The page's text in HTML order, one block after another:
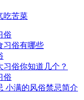
吃苦菜
俗
习俗有哪些
习俗你知道几个？
俗
小满的风俗禁忌简介